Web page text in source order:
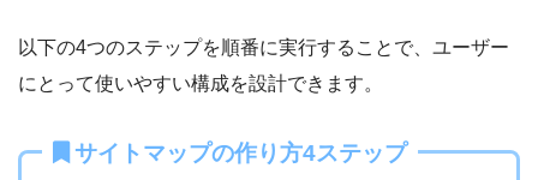
以下の4つのステップを順番に実行することで、ユーザー
にとって使いやすい構成を設計できます。
サイトマップの作り方4ステップ